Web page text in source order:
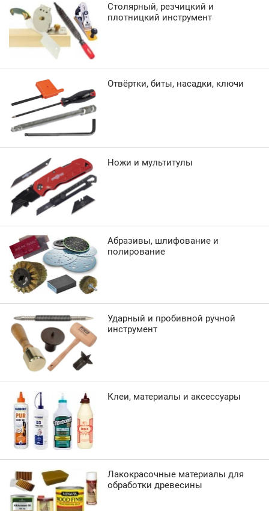
Столярный, резчицкий и
плотницкий инструмент
Отвёртки, биты, насадки, ключи
Ножи и мультитулы
Абразивы, шлифование и
полирование
Ударный и пробивной ручной
инструмент
Клеи, материалы и аксессуары
Лакокрасочные материалы для
обработки древесины